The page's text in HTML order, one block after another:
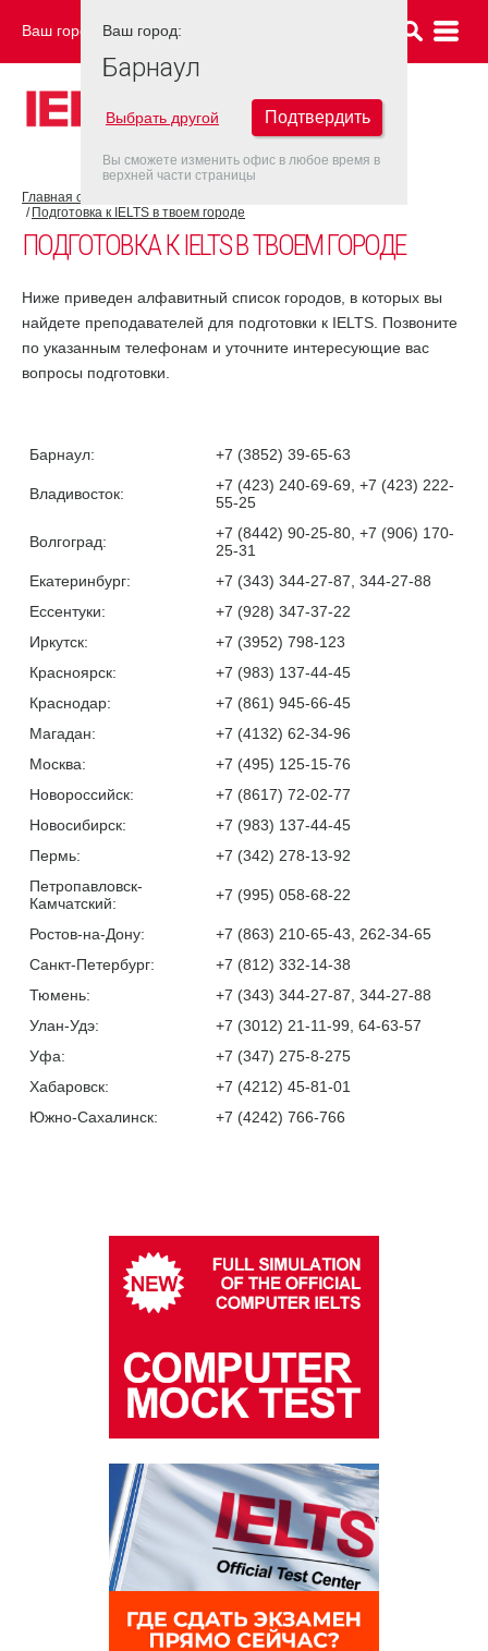
Ваш город: БАРНАУЛ
Главная страница
Подготовка к IELTS в твоем городе
ПОДГОТОВКА К IELTS В ТВОЕМ ГОРОДЕ
Ниже приведен алфавитный список городов, в которых вы
найдете преподавателей для подготовки к IELTS. Позвоните
по указанным телефонам и уточните интересующие вас
вопросы подготовки.
Барнаул: +7 (3852) 39-65-63
Владивосток:
+7 (423) 240-69-69, +7 (423) 222-
55-25
Волгоград:
+7 (8442) 90-25-80, +7 (906) 170-
25-31
Екатеринбург:
+7 (343) 344-27-87, 344-27-88
Ессентуки:
+7 (928) 347-37-22
Иркутск:
+7 (3952) 798-123
Красноярск:
+7 (983) 137-44-45
Краснодар:
+7 (861) 945-66-45
Магадан:
+7 (4132) 62-34-96
Москва:
+7 (495) 125-15-76
Новороссийск:
+7 (8617) 72-02-77
Новосибирск:
+7 (983) 137-44-45
Пермь:
+7 (342) 278-13-92
Петропавловск-
Камчатский:
+7 (995) 058-68-22
Ростов-на-Дону:
+7 (863) 210-65-43, 262-34-65
Санкт-Петербург:
+7 (812) 332-14-38
Тюмень:
+7 (343) 344-27-87, 344-27-88
Улан-Удэ:
+7 (3012) 21-11-99, 64-63-57
Уфа:
+7 (347) 275-8-275
Хабаровск:
+7 (4212) 45-81-01
Южно-Сахалинск:
+7 (4242) 766-766
Ваш город:
Барнаул
Выбрать другой Подтвердить
Вы сможете изменить офис в любое время в
верхней части страницы